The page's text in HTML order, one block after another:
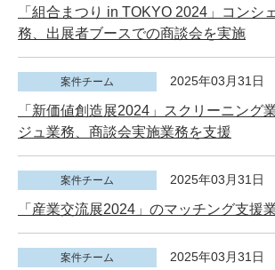
「組合まつり in TOKYO 2024」コンシ
務、出展者ブースでの商談会を実施
案件チーム 2025年03月31日
「新価値創造展2024」スクリーニング
ジュ業務、商談会実施業務を支援
案件チーム 2025年03月31日
「産業交流展2024」のマッチング支援
案件チーム 2025年03月31日